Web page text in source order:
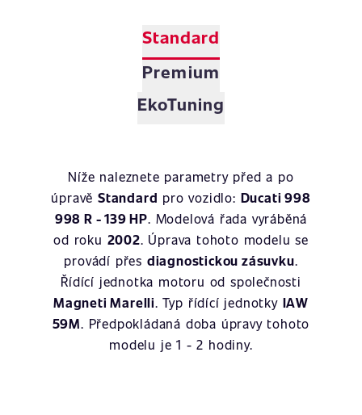
Standard
Premium
EkoTuning
Níže naleznete parametry před a po
úpravě Standard pro vozidlo: Ducati 998
998 R - 139 HP. Modelová řada vyráběná
od roku 2002. Úprava tohoto modelu se
provádí přes diagnostickou zásuvku.
Řídící jednotka motoru od společnosti
Magneti Marelli. Typ řídící jednotky IAW
59M. Předpokládaná doba úpravy tohoto
modelu je 1 - 2 hodiny.